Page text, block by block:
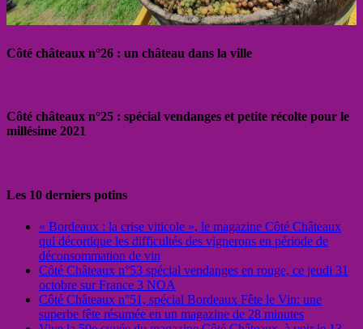
Côté châteaux n°26 : un château dans la ville
Côté châteaux n°25 : spécial vendanges et petite récolte pour le
millésime 2021
Les 10 derniers potins
« Bordeaux : la crise viticole », le magazine Côté Châteaux
qui décortique les difficultés des vignerons en période de
déconsommation de vin
Côté Châteaux n°53 spécial vendanges en rouge, ce jeudi 31
octobre sur France 3 NOA
Côté Châteaux n°51, spécial Bordeaux Fête le Vin: une
superbe fête résumée en un magazine de 28 minutes